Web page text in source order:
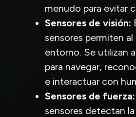
menudo para evitar
Sensores de visión:
sensores permiten
entorno. Se utilizan
para navegar,
e interactuar con
Sensores de fuerza:
sensores detectan